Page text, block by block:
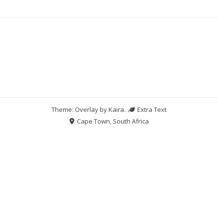
Theme: Overlay byKaira.
Extra Text
Cape Town, South Africa